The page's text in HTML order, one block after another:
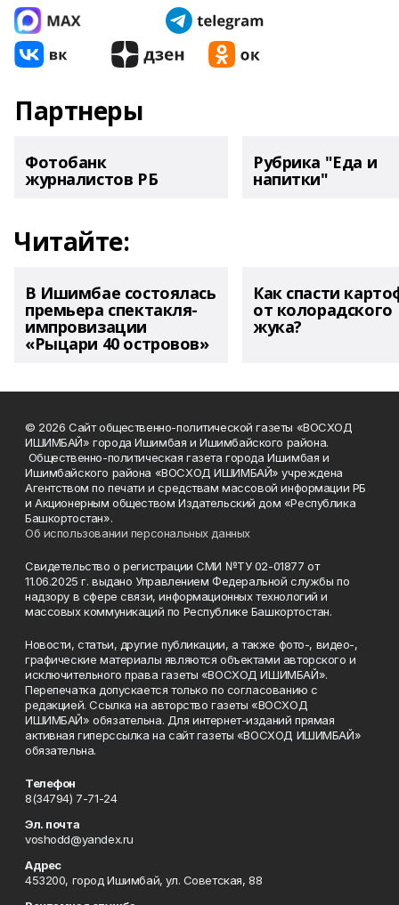
Партнеры
Фотобанк
журналистов РБ
Рубрика "Еда и
напитки"
Читайте:
В Ишимбае состоялась
премьера спектакля-
импровизации
«Рыцари 40 островов»
Как спасти
от колорадского
жука?
© 2026 Сайт общественно-политической газеты «ВОСХОД
ИШИМБАЙ» города Ишимбая и Ишимбайского района.
Общественно-политическая газета города Ишимбая и
Ишимбайского района «ВОСХОД ИШИМБАЙ» учреждена
Агентством по печати и средствам массовой информации РБ
и Акционерным обществом Издательский дом «Республика
Башкортостан».
Об использовании персональных данных
Свидетельство о регистрации СМИ №ТУ 02-01877 от
11.06.2025 г. выдано Управлением Федеральной службы по
надзору в сфере связи, информационных технологий и
массовых коммуникаций по Республике Башкортостан.
Новости, статьи, другие публикации, а также фото-, видео-,
графические материалы являются объектами авторского и
исключительного права газеты «ВОСХОД ИШИМБАЙ».
Перепечатка допускается только по согласованию с
редакцией. Ссылка на авторство газеты «ВОСХОД
ИШИМБАЙ» обязательна. Для интернет-изданий прямая
активная гиперссылка на сайт газеты «ВОСХОД ИШИМБАЙ»
обязательна.
Телефон
8(34794) 7-71-24
Эл. почта
voshodd@yandex.ru
Адрес
453200, город Ишимбай, ул. Советская, 88